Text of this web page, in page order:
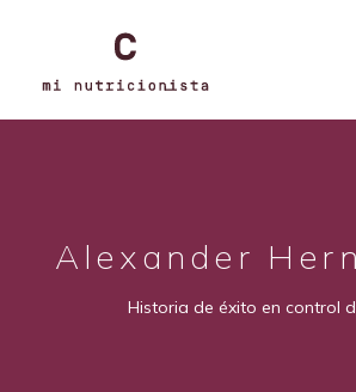
Alexander
Historia de éxito en control